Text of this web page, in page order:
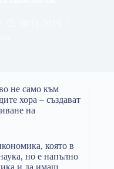
не само към
хора – създават
на
която в
но е напълно
и да имаш